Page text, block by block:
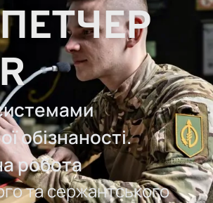
обізнаності.
робота
та сержантського